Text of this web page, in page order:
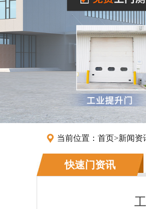
当前位置： 首页>新闻资
快速门资讯